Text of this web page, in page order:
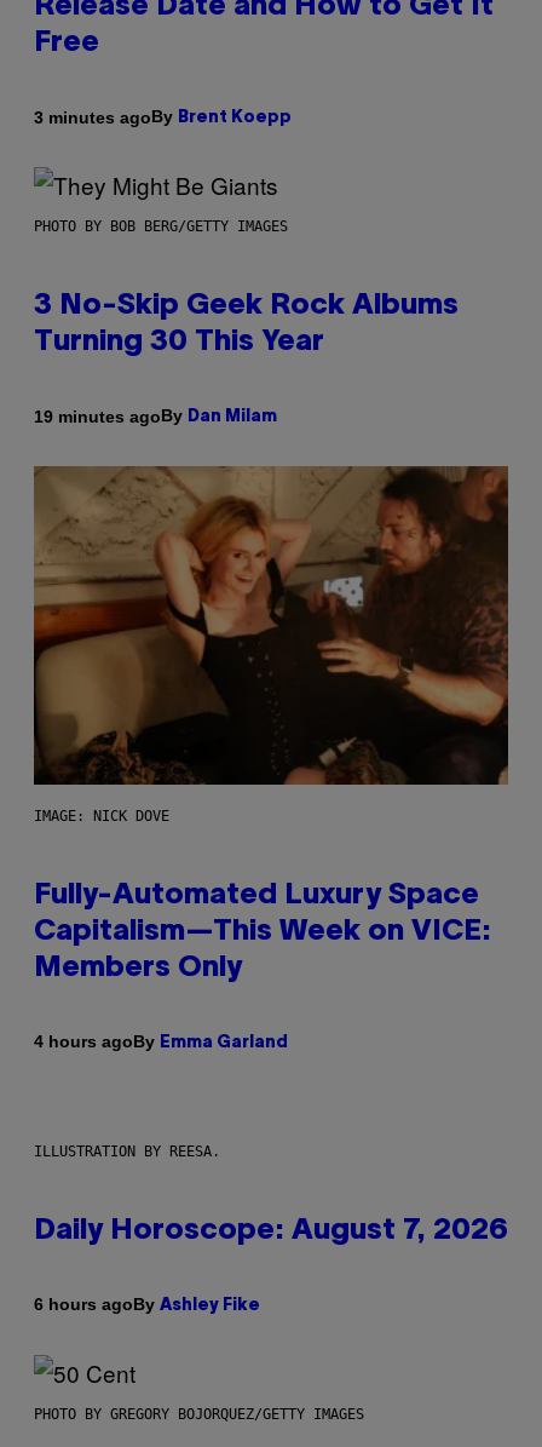
Release Date and How to Get It
Free
3 minutes agoBy Brent Koepp
PHOTO BY BOB BERG/GETTY IMAGES
3 No-Skip Geek Rock Albums
Turning 30 This Year
19 minutes agoBy Dan Milam
IMAGE: NICK DOVE
Fully-Automated Luxury Space
Capitalism—This Week on VICE:
Members Only
4 hours agoBy Emma Garland
ILLUSTRATION BY REESA.
Daily Horoscope: August 7, 2026
6 hours agoBy Ashley Fike
PHOTO BY GREGORY BOJORQUEZ/GETTY IMAGES